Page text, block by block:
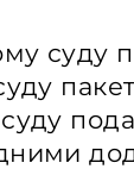
суду